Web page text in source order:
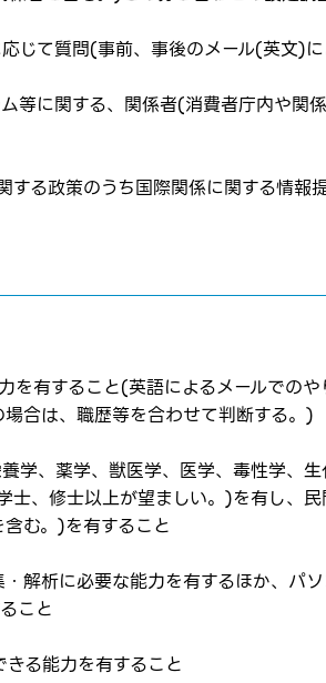
の求人票をみて
応募完了通知をする
の求人票をみて
めた方
転職報告をする
必要です
新規会員登録
じて質問(事前、事後のメール(英文)
等に関する、関係者(消費者庁内や
する政策のうち国際関係に関する情報
有すること(英語によるメールでの
合は、職歴等を合わせて判断する。)
学、薬学、獣医学、医学、毒性学、
、修士以上が望ましい。)を有し、
む。)を有すること
解析に必要な能力を有するほか、パ
こと
る能力を有すること